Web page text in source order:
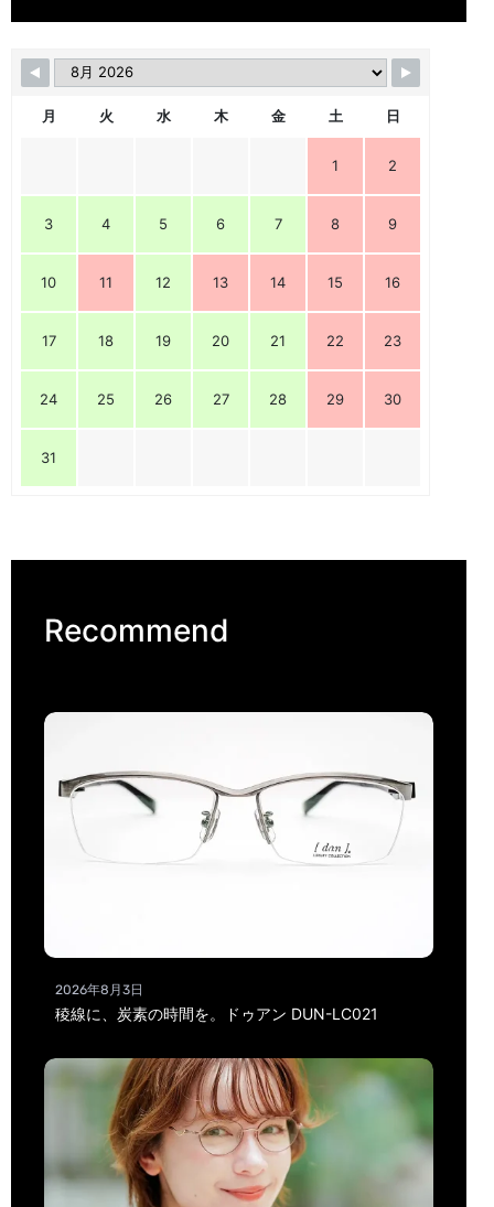
月 火 水 木 金 土 日
1 2
3 4 5 6 7 8 9
10 11 12 13 14 15 16
17 18 19 20 21 22 23
24 25 26 27 28 29 30
31
Recommend
2026年8月3日
稜線に、炭素の時間を。ドゥアン DUN-LC021